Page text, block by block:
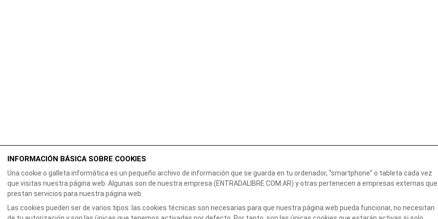
INFORMACIÓN BÁSICA SOBRE COOKIES
Una cookie o galleta informática es un pequeño archivo de información que se guarda en tu ordenador, “smartphone” o tableta cada vez
que visitas nuestra página web. Algunas son de nuestra empresa (ENTRADALIBRE.COM.AR) y otras pertenecen a empresas externas que
prestan servicios para nuestra página web.
Las cookies pueden ser de varios tipos: las cookies técnicas son necesarias para que nuestra página web pueda funcionar, no necesitan